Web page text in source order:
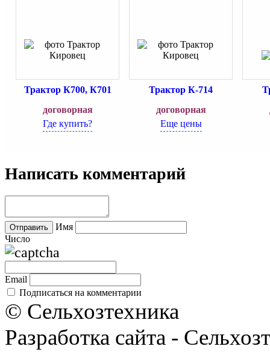
Трактор К700, К701
договорная
Где купить?
Трактор К-714
договорная
Еще цены
Написать комментарий
Имя
Число
Email
Подписаться на комментарии
© Сельхозтехника
Разработка сайта -